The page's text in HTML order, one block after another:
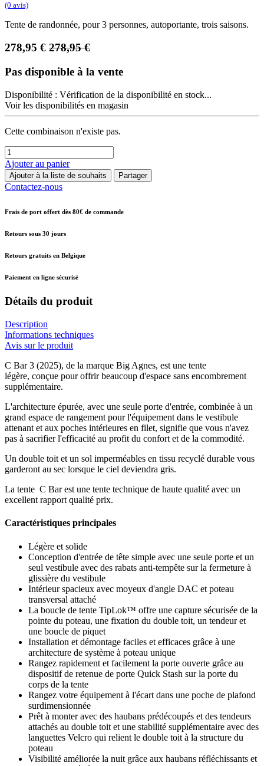
(0 avis)
Tente de randonnée, pour 3 personnes, autoportante, trois saisons.
278,95 € 278,95€
Pas disponible à la vente
Disponibilité : Vérification de la disponibilité en stock...
Voir les disponibilités en magasin
Cette combinaison n'existe pas.
Ajouter au panier
Ajouter à la liste de souhaits Partager
Contactez-nous
Frais de port offert dès 80€ de commande
Retours sous 30 jours
Retours gratuits en Belgique
Paiement en ligne sécurisé
Détails du produit
Description
Informations techniques
Avis sur le produit
C Bar 3 (2025), de la marque Big Agnes, est une tente
légère, conçue pour offrir beaucoup d'espace sans encombrement
supplémentaire.
L'architecture épurée, avec une seule porte d'entrée, combinée à un
grand espace de rangement pour l'équipement dans le vestibule
attenant et aux poches intérieures en filet, signifie que vous n'avez
pas à sacrifier l'efficacité au profit du confort et de la commodité.
Un double toit et un sol imperméables en tissu recyclé durable vous
garderont au sec lorsque le ciel deviendra gris.
La tente C Bar est une tente technique de haute qualité avec un
excellent rapport qualité prix.
Caractéristiques principales
Légère et solide
Conception d'entrée de tête simple avec une seule porte et un
seul vestibule avec des rabats anti-tempête sur la fermeture à
glissière du vestibule
Intérieur spacieux avec moyeux d'angle DAC et poteau
transversal attaché
La boucle de tente TipLok™ offre une capture sécurisée de la
pointe du poteau, une fixation du double toit, un tendeur et
une boucle de piquet
Installation et démontage faciles et efficaces grâce à une
architecture de système à poteau unique
Rangez rapidement et facilement la porte ouverte grâce au
dispositif de retenue de porte Quick Stash sur la porte du
corps de la tente
Rangez votre équipement à l'écart dans une poche de plafond
surdimensionnée
Prêt à monter avec des haubans prédécoupés et des tendeurs
attachés au double toit et une stabilité supplémentaire avec des
languettes Velcro qui relient le double toit à la structure du
poteau
Visibilité améliorée la nuit grâce aux haubans réfléchissants et